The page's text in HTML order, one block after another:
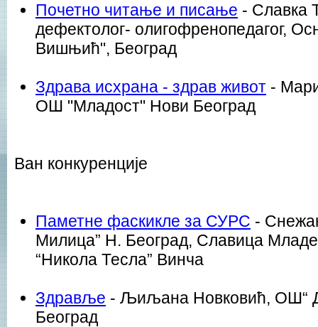
Почетно читање и писање - Славка
дефектолог- олигофренопедагог,
Вишњић", Београд
Здрава исхрана - здрав живот -
ОШ "Младост" Нови Београд
Ван конкуренције
Паметне фаскикле за СУРС -
Милица” Н. Београд, Славица
“Никола Тесла” Винча
Здравље - Љиљана Новковић, ОШ“
Београд